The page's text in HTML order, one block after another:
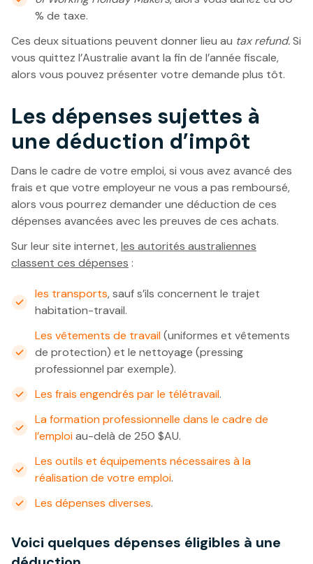
% de taxe.
Ces deux situations peuvent donner lieu au tax refund.Si
vous quittez l’Australie avant la fin de l’année fiscale,
alors vous pouvez présenter votre demande plus tôt.
Les dépenses sujettes à
une déduction d’impôt
Dans le cadre de votre emploi, si vous avez avancé des
frais et que votre employeur ne vous a pas remboursé,
alors vous pourrez demander une déduction de ces
dépenses avancées avec les preuves de ces achats.
Sur leur site internet,les autorités australiennes
classent ces dépenses :
les transports, sauf s’ils concernent le trajet
habitation-travail.
Les vêtements de travail(uniformes et vêtements
de protection) et le nettoyage (pressing
professionnel par exemple).
Les frais engendrés par le télétravail.
La formation professionnelle dans le cadre de
l’emploiau-delà de 250 $AU.
Les outils et équipements nécessaires à la
réalisation de votre emploi.
Les dépenses diverses.
Voici quelques dépenses éligibles à une